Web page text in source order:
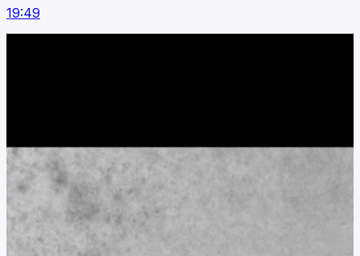
19:49